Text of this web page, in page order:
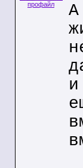
профайл